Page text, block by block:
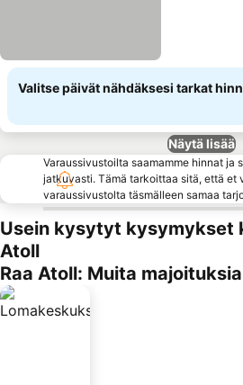
Valitse päivät nähdäksesi tarkat
Näytä lisää
Varaussivustoilta saamamme hinnat ja
jatkuvasti. Tämä tarkoittaa sitä, että et
varaussivustolta täsmälleen samaa
Usein kysytyt kysymykset
Atoll
Raa Atoll: Muita majoituksia